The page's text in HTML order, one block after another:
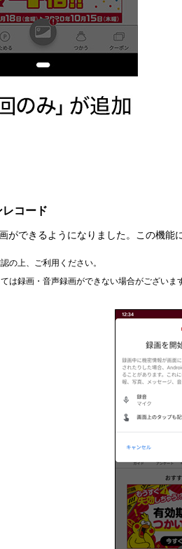
レコード
ができるようになりました。この機能
の上、ご利用ください。
は録画・音声録画ができない場合がございま